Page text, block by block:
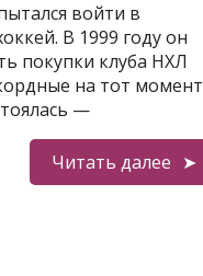
войти в
В 1999 году он
покупки клуба НХЛ
на тот момент
—
Читать далее